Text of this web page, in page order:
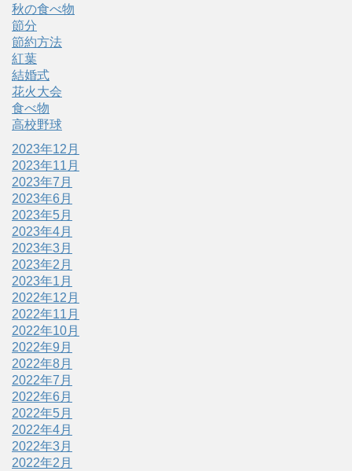
秋の食べ物
節分
節約方法
紅葉
結婚式
花火大会
食べ物
高校野球
2023年12月
2023年11月
2023年7月
2023年6月
2023年5月
2023年4月
2023年3月
2023年2月
2023年1月
2022年12月
2022年11月
2022年10月
2022年9月
2022年8月
2022年7月
2022年6月
2022年5月
2022年4月
2022年3月
2022年2月